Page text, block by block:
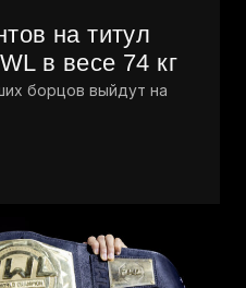
на титул
в весе 74 кг
борцов выйдут на